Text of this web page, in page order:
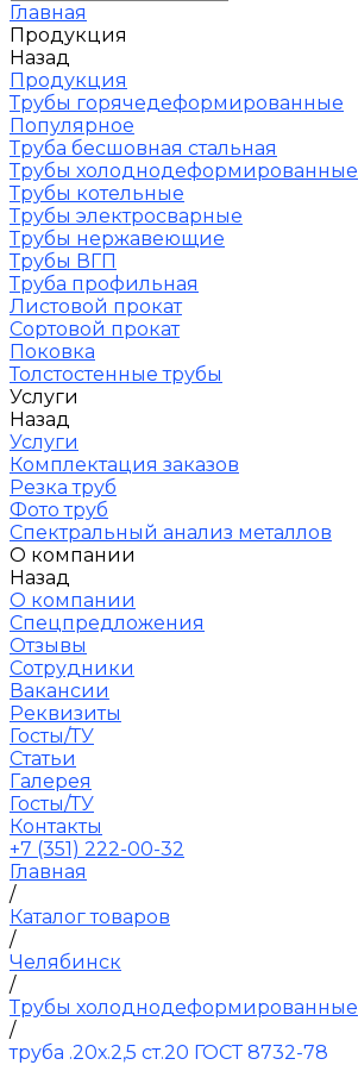
Главная
Продукция
Назад
Продукция
Трубы горячедеформированные
Популярное
Труба бесшовная стальная
Трубы холоднодеформированные
Трубы котельные
Трубы электросварные
Трубы нержавеющие
Трубы ВГП
Труба профильная
Листовой прокат
Сортовой прокат
Поковка
Толстостенные трубы
Услуги
Назад
Услуги
Комплектация заказов
Резка труб
Фото труб
Спектральный анализ металлов
О компании
Назад
О компании
Спецпредложения
Отзывы
Сотрудники
Вакансии
Реквизиты
Госты/ТУ
Статьи
Галерея
Госты/ТУ
Контакты
+7 (351) 222-00-32
Главная
/
Каталог товаров
/
Челябинск
/
Трубы холоднодеформированные
/
труба .20х.2,5 ст.20 ГОСТ 8732-78